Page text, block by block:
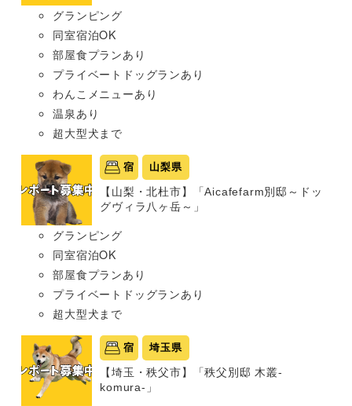
グランピング
同室宿泊OK
部屋食プランあり
プライベートドッグランあり
わんこメニューあり
温泉あり
超大型犬まで
宿 山梨県
【山梨・北杜市】「Aicafefarm別邸～ドッ
グヴィラ八ヶ岳～」
グランピング
同室宿泊OK
部屋食プランあり
プライベートドッグランあり
超大型犬まで
宿 埼玉県
【埼玉・秩父市】「秩父別邸 木叢-
komura-」